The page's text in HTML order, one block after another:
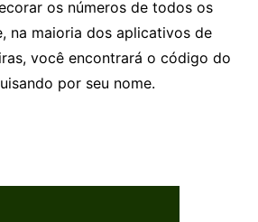
os números de todos os
na maioria dos aplicativos de
você encontrará o código do
por seu nome.